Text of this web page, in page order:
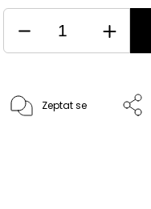
Zeptat se